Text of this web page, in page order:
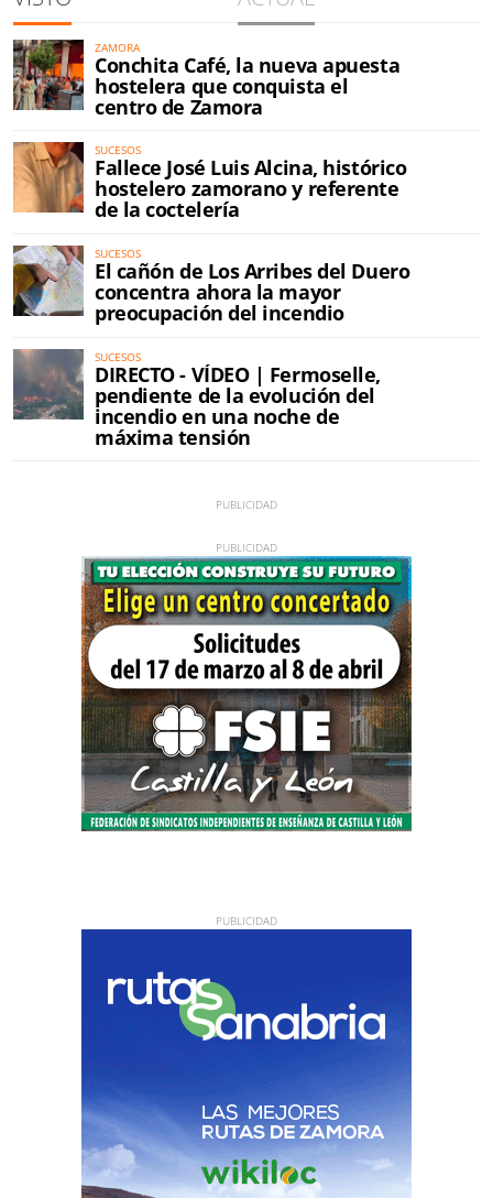
ZAMORA
Conchita Café, la nueva apuesta
hostelera que conquista el
centro de Zamora
SUCESOS
Fallece José Luis Alcina, histórico
hostelero zamorano y referente
de la coctelería
SUCESOS
El cañón de Los Arribes del Duero
concentra ahora la mayor
preocupación del incendio
SUCESOS
DIRECTO - VÍDEO | Fermoselle,
pendiente de la evolución del
incendio en una noche de
máxima tensión